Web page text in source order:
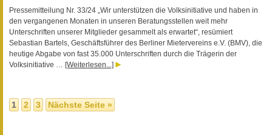
Pressemitteilung Nr. 33/24 „Wir unterstützen die Volksinitiative und haben in
den vergangenen Monaten in unseren Beratungsstellen weit mehr
Unterschriften unserer Mitglieder gesammelt als erwartet“, resümiert
Sebastian Bartels, Geschäftsführer des Berliner Mietervereins e.V. (BMV), die
heutige Abgabe von fast 35.000 Unterschriften durch die Trägerin der
Volksinitiative … [Weiterlesen...]
1 2 3 Nächste Seite »